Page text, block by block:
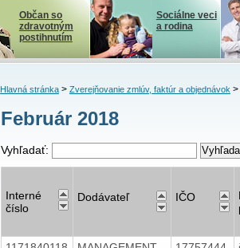
Občan so
zdravotným
postihnutím
Sociálne veci
a rodina
Hlavná stránka> Zverejňovanie zmlúv, faktúr a objednávok>
Február 2018
Vyhľadať:
Interné
číslo
Dodávateľ IČO